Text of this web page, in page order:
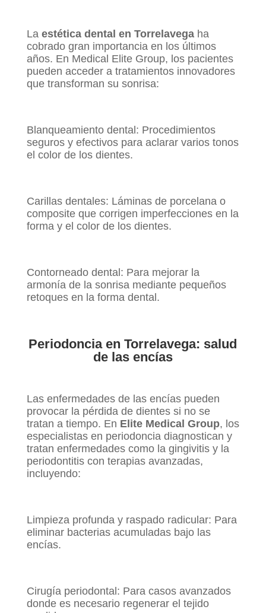
La estética dental en Torrelavegaha
cobrado gran importancia en los últimos
años. En Medical Elite Group, los pacientes
pueden acceder a tratamientos innovadores
que transforman su sonrisa:
Blanqueamiento dental: Procedimientos
seguros y efectivos para aclarar varios tonos
el color de los dientes.
Carillas dentales: Láminas de porcelana o
composite que corrigen imperfecciones en la
forma y el color de los dientes.
Contorneado dental: Para mejorar la
armonía de la sonrisa mediante pequeños
retoques en la forma dental.
Periodoncia en Torrelavega: salud
de las encías
Las enfermedades de las encías pueden
provocar la pérdida de dientes si no se
tratan a tiempo. En Elite Medical Group, los
especialistas en periodoncia diagnostican y
tratan enfermedades como la gingivitis y la
periodontitis con terapias avanzadas,
incluyendo:
Limpieza profunda y raspado radicular: Para
eliminar bacterias acumuladas bajo las
encías.
Cirugía periodontal: Para casos avanzados
donde es necesario regenerar el tejido